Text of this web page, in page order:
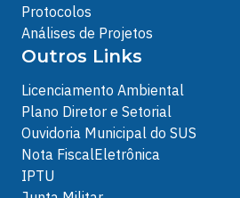
Protocolos
Análises de Projetos
Outros Links
Licenciamento Ambiental
Plano Diretor e Setorial
Ouvidoria Municipal do SUS
Nota FiscalEletrônica
IPTU